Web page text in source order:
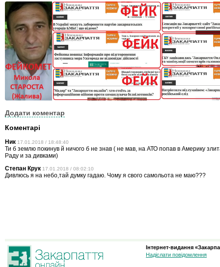
Додати коментар
Коментарі
Ник 17.01.2018 / 18:48:40
Ти б землю покинув й ничого б не знав ( не мав, на АТО попав в Америку
Раду и за дивками)
Степан Крук 17.01.2018 / 08:02:10
Дивлюсь я на небо,тай думку гадаю. Чому я свого самольота не маю???
Інтернет-видання
Надіслати повідомлення